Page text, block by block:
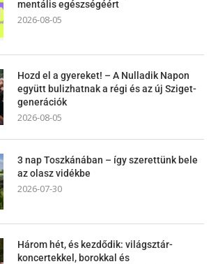
mentális egészségéért
2026-08-05
Hozd el a gyereket! – A Nulladik Napon
együtt bulizhatnak a régi és az új Sziget-
generációk
2026-08-05
3 nap Toszkánában – így szerettünk bele
az olasz vidékbe
2026-07-30
Három hét, és kezdődik: világsztár-
koncertekkel, borokkal és